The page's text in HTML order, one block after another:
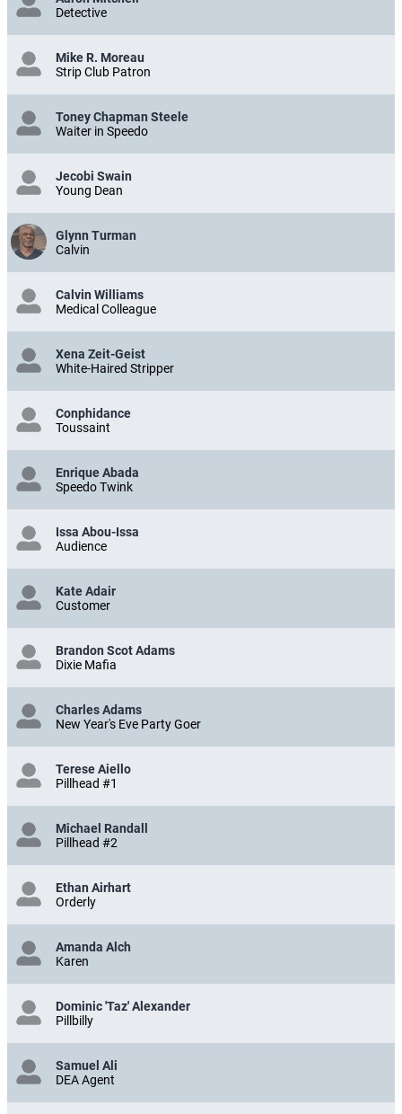
Detective
Mike R. Moreau
Strip Club Patron
Toney Chapman Steele
Waiter in Speedo
Jecobi Swain
Young Dean
Glynn Turman
Calvin
Calvin Williams
Medical Colleague
Xena Zeit-Geist
White-Haired Stripper
Conphidance
Toussaint
Enrique Abada
Speedo Twink
Issa Abou-Issa
Audience
Kate Adair
Customer
Brandon Scot Adams
Dixie Mafia
Charles Adams
New Year's Eve Party Goer
Terese Aiello
Pillhead #1
Michael Randall
Pillhead #2
Ethan Airhart
Orderly
Amanda Alch
Karen
Dominic 'Taz' Alexander
Pillbilly
Samuel Ali
DEA Agent